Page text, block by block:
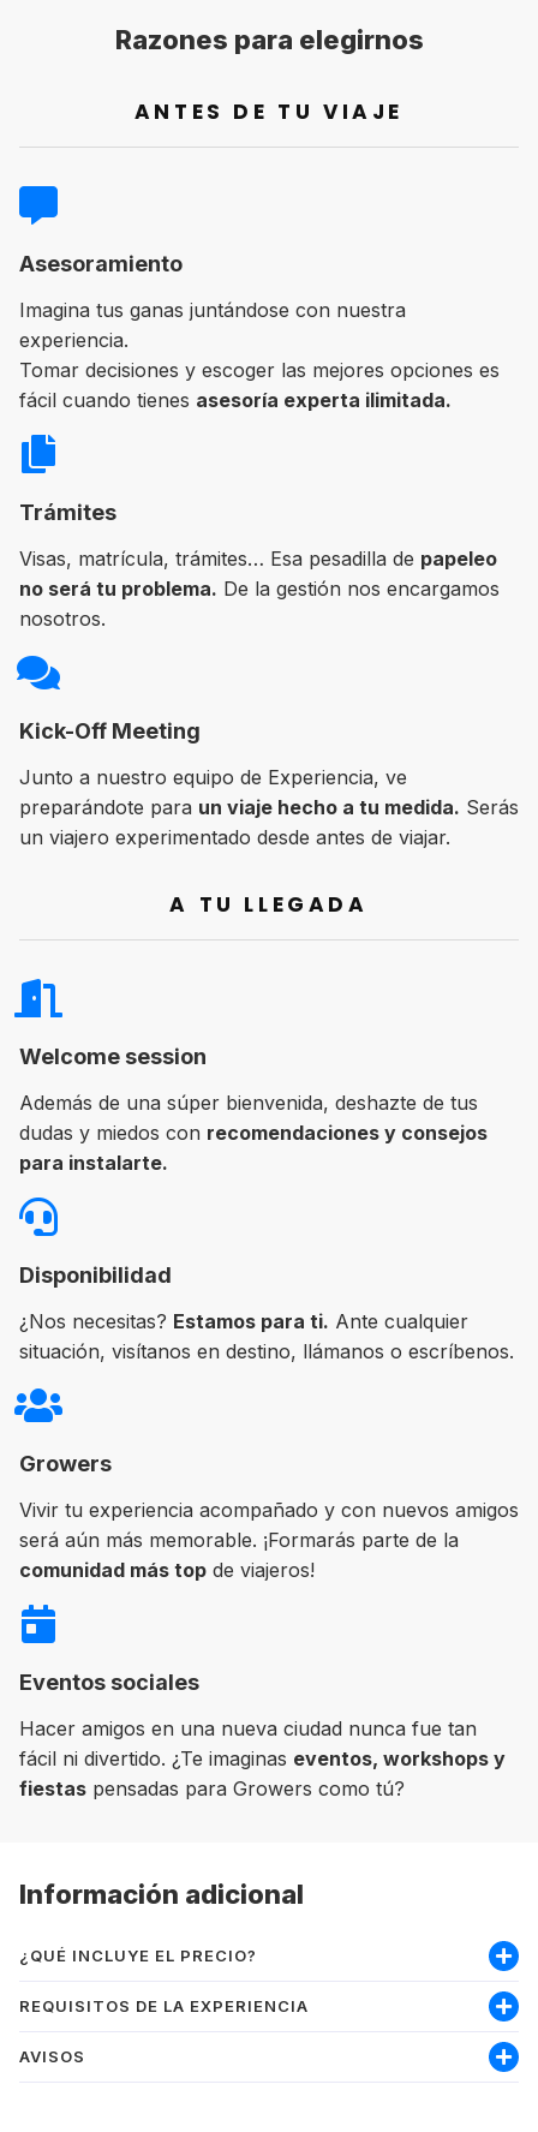
Razones para elegirnos
ANTES DE TU VIAJE
Asesoramiento
Imagina tus ganas juntándose con nuestra
experiencia.
Tomar decisiones y escoger las mejores opciones es
fácil cuando tienes asesoría experta ilimitada.
Trámites
Visas, matrícula, trámites… Esa pesadilla de papeleo
no será tu problema. De la gestión nos encargamos
nosotros.
Kick-Off Meeting
Junto a nuestro equipo de Experiencia, ve
preparándote para un viaje hecho a tu medida. Serás
un viajero experimentado desde antes de viajar.
A TU LLEGADA
Welcome session
Además de una súper bienvenida, deshazte de tus
dudas y miedos con recomendaciones y consejos
para instalarte.
Disponibilidad
¿Nos necesitas? Estamos para ti. Ante cualquier
situación, visítanos en destino, llámanos o escríbenos.
Growers
Vivir tu experiencia acompañado y con nuevos amigos
será aún más memorable. ¡Formarás parte de la
comunidad más top de viajeros!
Eventos sociales
Hacer amigos en una nueva ciudad nunca fue tan
fácil ni divertido. ¿Te imaginas eventos, workshops y
fiestas pensadas para Growers como tú?
Información adicional
¿QUÉ INCLUYE EL PRECIO?
Incluye:
REQUISITOS DE LA EXPERIENCIA
AVISOS